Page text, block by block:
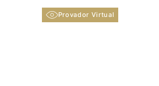
Provador Virtual